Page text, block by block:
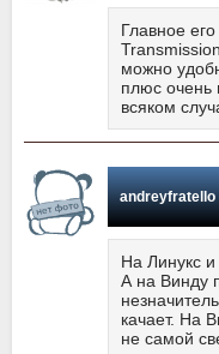
Главное
можно
плюс очень
всяком
andreyfratello
На Линукс
А на Винду
качает. На
не самой